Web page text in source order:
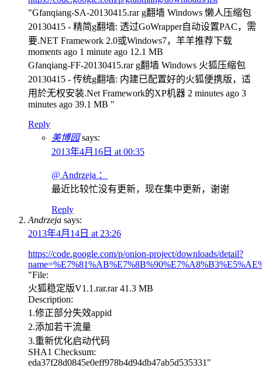
"Gfanqiang-SA-20130415.rar g翻墙 Windows 懒人压缩包
20130415 - 精简g翻墙: 透过GoWrapper自动设置PAC，需
要.NET Framework 2.0或Windows7，羊羊推荐下载
moments ago 1 minute ago 12.1 MB
Gfanqiang-FF-20130415.rar g翻墙 Windows 火狐压缩包
20130415 - 传统g翻墙: 内建已配置好的火狐便携版，适
用於无权安装.Net Framework的XP机器 2 minutes ago 3
minutes ago 39.1 MB "
Reply
美博园 says:
2013年4月16日 at 00:35
@ Andrzeja ：
最近比较忙没有更新，现在集中更新，谢谢
Reply
Andrzeja says:
2013年4月14日 at 23:26
https://code.google.com/p/onion-project/downloads/detail?
"File:
火狐稳定版V1.1.rar.rar 41.3 MB
Description:
1.修正部分失效appid
2.添加若干流量
3.重新优化启动代码
SHA1 Checksum:
eda37f28d0845e0eff978b4d94db47ab5d535331"